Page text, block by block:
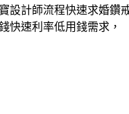
設計師流程快速求婚鑽
快速利率低用錢需求，